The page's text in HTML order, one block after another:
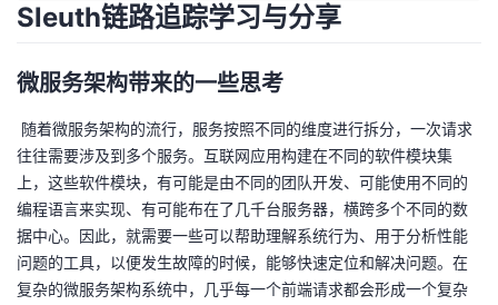
者
我
的
我
Sleuth链路追踪学习与分享
微服务架构带来的一些思考
​ 随着微服务架构的流行，服务按照不同的维度进行拆分，一次请求
往往需要涉及到多个服务。互联网应用构建在不同的软件模块集
上，这些软件模块，有可能是由不同的团队开发、可能使用不同的
编程语言来实现、有可能布在了几千台服务器，横跨多个不同的数
据中心。因此，就需要一些可以帮助理解系统行为、用于分析性能
问题的工具，以便发生故障的时候，能够快速定位和解决问题。在
复杂的微服务架构系统中，几乎每一个前端请求都会形成一个复杂